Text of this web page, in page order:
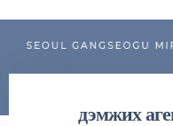
дэмжих